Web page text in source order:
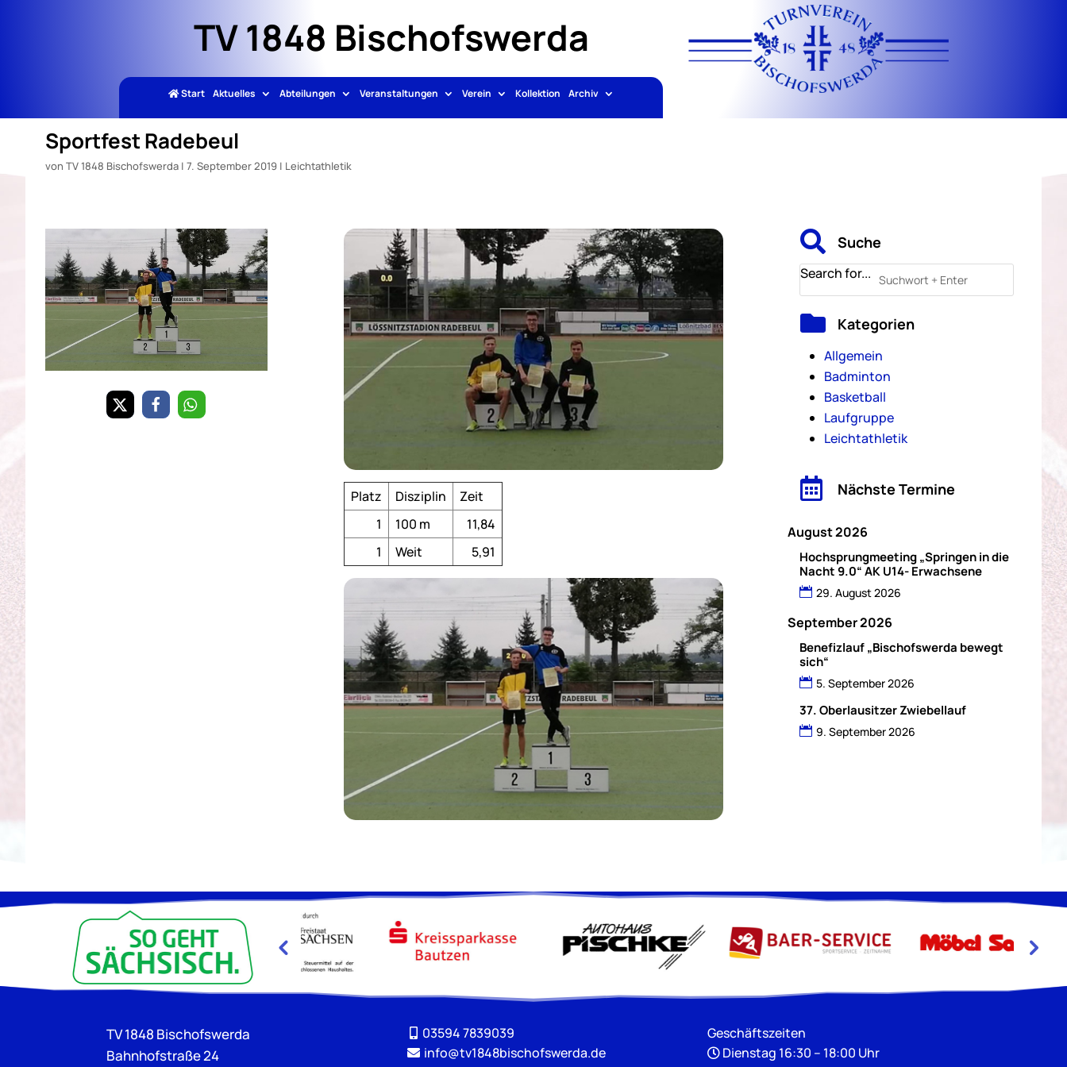
TV 1848 Bischofswerda
Start Aktuelles Abteilungen Veranstaltungen Verein Kollektion Archiv
Sportfest Radebeul
von TV 1848 Bischofswerda | 7. September 2019 | Leichtathletik
Platz Disziplin
Zeit
1
100 m
11,84
1
Weit 5,91
 Suche
Search for...
 Kategorien
Allgemein
Badminton
Basketball
Laufgruppe
Leichtathletik
 Nächste Termine
August 2026
Hochsprungmeeting „Springen in die
Nacht 9.0“ AK U14- Erwachsene
29. August 2026
September 2026
Benefizlauf „Bischofswerda bewegt
sich“
5. September 2026
37. Oberlausitzer Zwiebellauf
9. September 2026
TV 1848 Bischofswerda
Bahnhofstraße 24
03594 7839039
info@tv1848bischofswerda.de
Geschäftszeiten
Dienstag 16:30 – 18:00 Uhr